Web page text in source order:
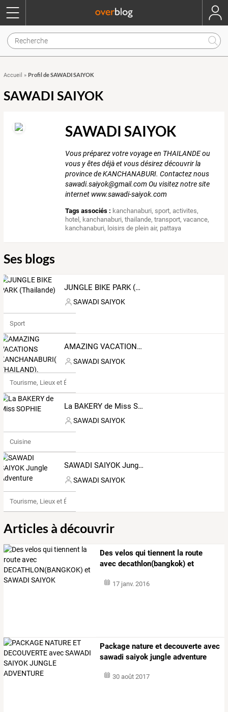
Accueil » Profil de SAWADI SAIYOK
SAWADI SAIYOK
SAWADI SAIYOK
Vous préparez votre voyage en THAILANDE ou
vous y êtes déjà et vous désirez découvrir la
province de KANCHANABURI. Contactez nous
sawadi.saiyok@gmail.com Ou visitez notre site
internet www.sawadi-saiyok.com
Tags associés : kanchanaburi,sport,activites,
hotel, kanchanaburi,thailande,transport,vacance,
kanchanaburi, loisirs de plein air, pattaya
Ses blogs
JUNGLE BIKE PARK (Thailande)
SAWADI SAIYOK
Sport
AMAZING VACATIONS KANCHANABURI( THAILAND).
SAWADI SAIYOK
Tourisme, Lieux et Événements
La BAKERY de Miss SOPHIE
SAWADI SAIYOK
Cuisine
SAWADI SAIYOK Jungle Adventure
SAWADI SAIYOK
Tourisme, Lieux et Événements
Articles à découvrir
Des velos qui tiennent la route
avec decathlon(bangkok) et
17 janv. 2016
Package nature et decouverte avec
sawadi saiyok jungle adventure
30 août 2017